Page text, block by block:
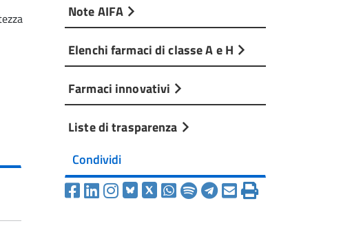
Note AIFA
Elenchi farmaci di classe A e H
Farmaci innovativi
Liste di trasparenza
Condividi